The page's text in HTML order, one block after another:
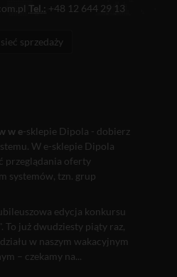
Tel.: +48 12 644 29 13
sprzedaży
w e-sklepie Dipola - dobierz
W e-sklepie Dipola
przeglądania oferty
systemów, tzn. grup
edycja konkursu
To już dwudziesty piąty raz,
w naszym wakacyjnym
– czekamy na...